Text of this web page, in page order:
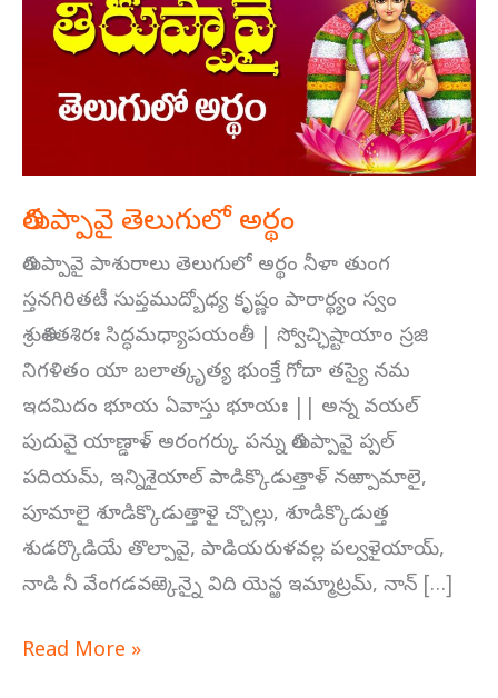
తిరుప్పావై తెలుగులో అర్థం
తిరుప్పావై పాశురాలు తెలుగులో అర్థం నీళా తుంగ
స్తనగిరితటీ సుప్తముద్బోధ్య కృష్ణం పారార్థ్యం స్వం
శ్రుతిశతశిరః సిద్ధమధ్యాపయంతీ | స్వోచ్ఛిష్టాయాం స్రజి
నిగళితం యా బలాత్కృత్య భుంక్తే గోదా తస్యై నమ
ఇదమిదం భూయ ఏవాస్తు భూయః || అన్న వయల్
పుదువై యాణ్డాళ్ అరంగర్కు పన్ను తిరుప్పావై ప్పల్
పదియమ్, ఇన్నిశైయాల్ పాడిక్కొడుత్తాళ్ నఱ్పామాలై,
పూమాలై శూడిక్కొడుత్తాళై చ్చొల్లు, శూడిక్కొడుత్త
శుడర్కొడియే తొల్పావై, పాడియరుళవల్ల పల్వళైయాయ్,
నాడి నీ వేంగడవఱ్కెన్నై విది యెన్ఱ ఇమ్మాట్రమ్, నాన్ […]
అర్థం
Read More »